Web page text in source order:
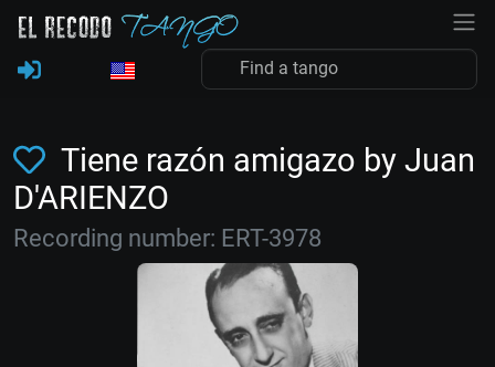
Tiene razón amigazo by Juan
D'ARIENZO
Recording number: ERT-3978